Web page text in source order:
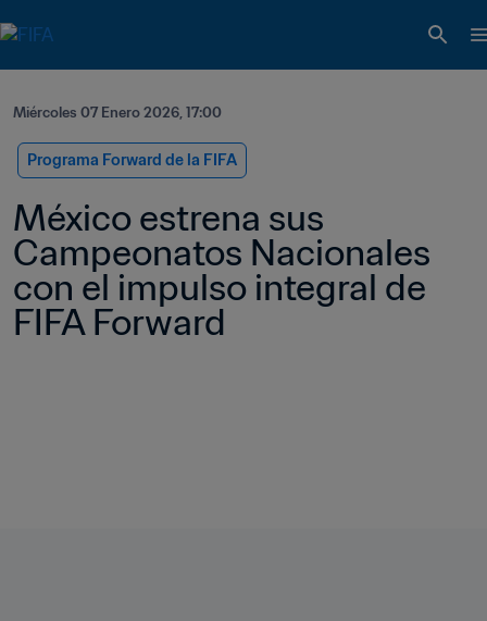
Miércoles 07 Enero 2026, 17:00
Programa Forward de la FIFA
México estrena sus
Campeonatos Nacionales
con el impulso integral de
FIFA Forward